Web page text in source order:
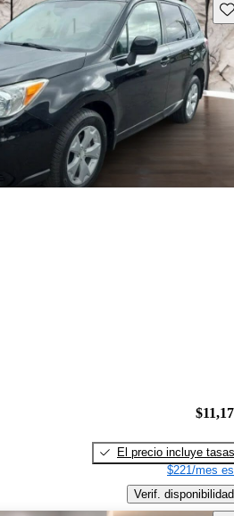
El precio incluye tasas
$221/mes
Verif. disponibilidad